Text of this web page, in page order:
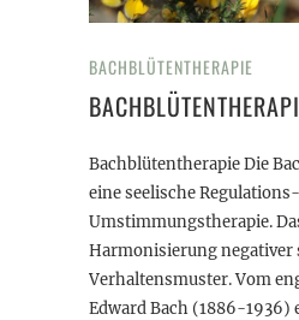
BACHBLÜTENTHERAPIE
Bachblütentherapie Die
eine seelische
Umstimmungstherapie.
Harmonisierung negativer
Verhaltensmuster. Vom
Edward Bach (1886-